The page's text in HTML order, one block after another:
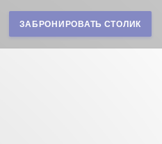
ЗАБРОНИРОВАТЬ СТОЛИК